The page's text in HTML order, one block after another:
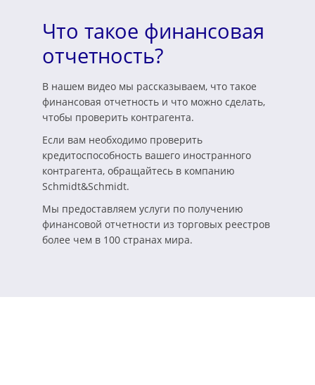
Что такое финансовая
отчетность?
В нашем видео мы рассказываем, что такое
финансовая отчетность и что можно сделать,
чтобы проверить контрагента.
Если вам необходимо проверить
кредитоспособность вашего иностранного
контрагента, обращайтесь в компанию
Schmidt&Schmidt.
Мы предоставляем услуги по получению
финансовой отчетности из торговых реестров
более чем в 100 странах мира.